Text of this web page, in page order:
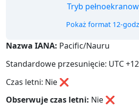
Tryb
Pokaż format 12-
Nazwa IANA: Pacific/Nauru
Standardowe przesunięcie: UTC
Czas letni: Nie ❌
Obserwuje czas letni: Nie ❌